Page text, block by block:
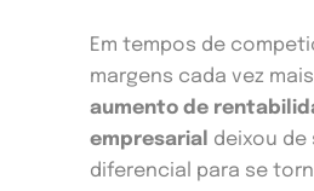
Em tempos de
margens cada vez
aumento de
empresarial deixou de
diferencial para se